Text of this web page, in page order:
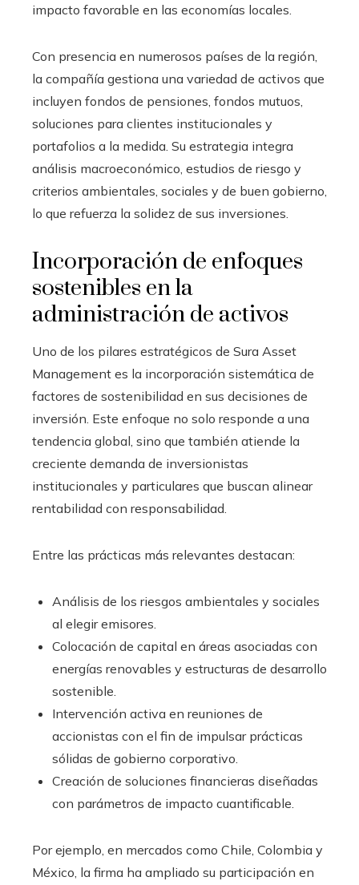
impacto favorable en las economías locales.
Con presencia en numerosos países de la región,
la compañía gestiona una variedad de activos que
incluyen fondos de pensiones, fondos mutuos,
soluciones para clientes institucionales y
portafolios a la medida. Su estrategia integra
análisis macroeconómico, estudios de riesgo y
criterios ambientales, sociales y de buen gobierno,
lo que refuerza la solidez de sus inversiones.
Incorporación de enfoques
sostenibles en la
administración de activos
Uno de los pilares estratégicos de Sura Asset
Management es la incorporación sistemática de
factores de sostenibilidad en sus decisiones de
inversión. Este enfoque no solo responde a una
tendencia global, sino que también atiende la
creciente demanda de inversionistas
institucionales y particulares que buscan alinear
rentabilidad con responsabilidad.
Entre las prácticas más relevantes destacan:
Análisis de los riesgos ambientales y sociales
al elegir emisores.
Colocación de capital en áreas asociadas con
energías renovables y estructuras de desarrollo
sostenible.
Intervención activa en reuniones de
accionistas con el fin de impulsar prácticas
sólidas de gobierno corporativo.
Creación de soluciones financieras diseñadas
con parámetros de impacto cuantificable.
Por ejemplo, en mercados como Chile, Colombia y
México, la firma ha ampliado su participación en